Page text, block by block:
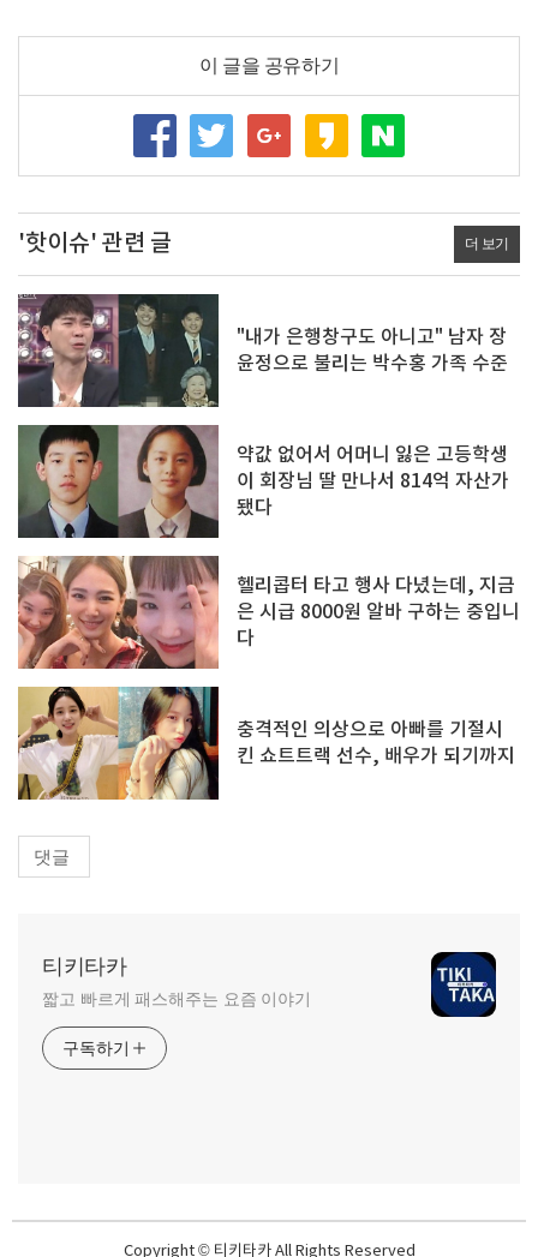
이 글을 공유하기
'핫이슈' 관련 글 더 보기
"내가 은행창구도 아니고" 남자 장
윤정으로 불리는 박수홍 가족 수준
약값 없어서 어머니 잃은 고등학생
이 회장님 딸 만나서 814억 자산가
됐다
헬리콥터 타고 행사 다녔는데, 지금
은 시급 8000원 알바 구하는 중입니
다
충격적인 의상으로 아빠를 기절시
킨 쇼트트랙 선수, 배우가 되기까지
댓글
티키타카
짧고 빠르게 패스해주는 요즘 이야기
구독하기
Copyright © 티키타카 All Rights Reserved